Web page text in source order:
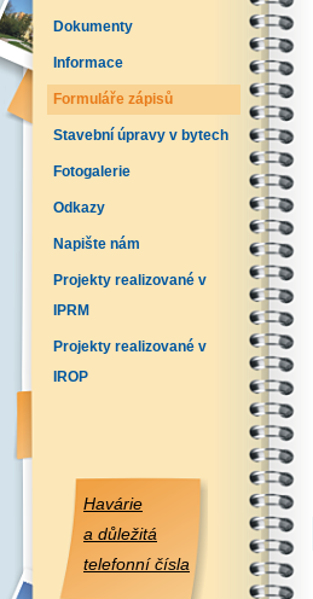
Dokumenty
Informace
Formuláře zápisů
Stavební úpravy v bytech
Fotogalerie
Odkazy
Napište nám
Projekty realizované v
IPRM
Projekty realizované v
IROP
Havárie
a důležitá
telefonní čísla